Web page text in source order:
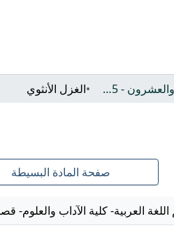
العدد السادس والعشرون - 2025 الغزل الأنثوي
صفحة المادة البسيطة
العربية- كلية الآداب والعلوم-